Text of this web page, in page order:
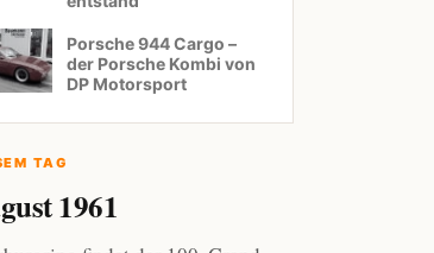
Porsche 944 Cargo –
der Porsche Kombi von
DP Motorsport
TAG
1961